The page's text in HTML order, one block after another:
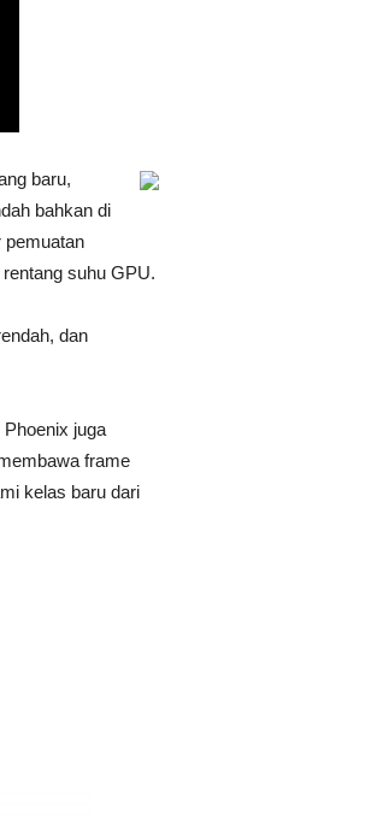
baru,
bahkan di
pemuatan
suhu GPU.
dan
Phoenix juga
frame
kelas baru dari